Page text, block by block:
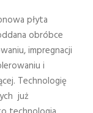
płyta
obróbce
impregnacji
i
Technologię
już